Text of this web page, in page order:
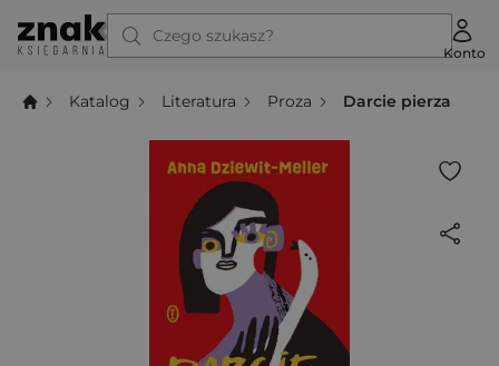
Czego szukasz?
Konto
Katalog Literatura Proza Darcie pierza